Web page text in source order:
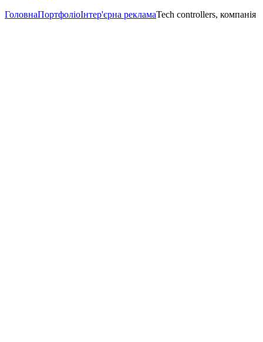
ГоловнаПортфоліоІнтер'єрна рекламаTech controllers, компанія